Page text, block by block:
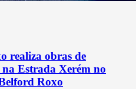
realiza obras de
Estrada Xerém no
Roxo